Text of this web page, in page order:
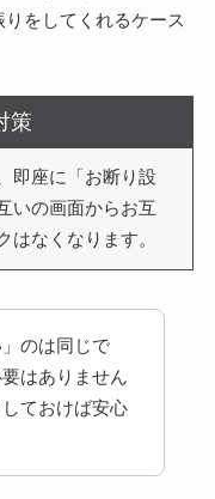
をしてくれるケース
策
即座に「お断り設
いの画面からお互
はなくなります。
のは同じで
はありません
ておけば安心